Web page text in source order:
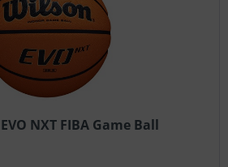
NXT FIBA Game Ball